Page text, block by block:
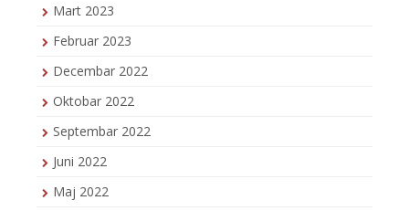
Mart 2023
Februar 2023
Decembar 2022
Oktobar 2022
Septembar 2022
Juni 2022
Maj 2022